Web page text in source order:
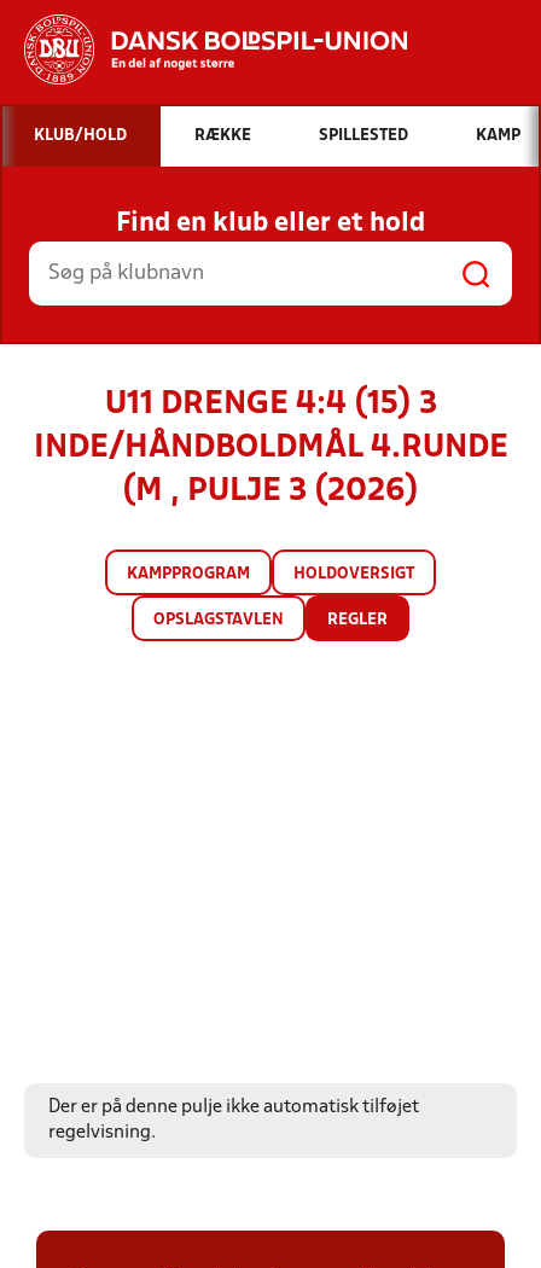
Hvad vil du søge efter?
INDHOLD OG NYHEDER
STILLINGER, RESULTATER, KLUBBER OG
HOLD
KLUB/HOLD RÆKKE SPILLESTED KAMP
Find en klub eller et hold
U11 DRENGE 4:4 (15) 3
INDE/HÅNDBOLDMÅL 4.RUNDE
(M , PULJE 3 (2026)
KAMPPROGRAM HOLDOVERSIGT
OPSLAGSTAVLEN REGLER
Der er på denne pulje ikke automatisk tilføjet
regelvisning.